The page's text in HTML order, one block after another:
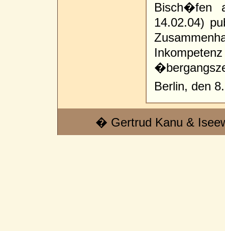
Bisch�fen
14.02.04)
Berlin, den
� Gertrud Kanu &